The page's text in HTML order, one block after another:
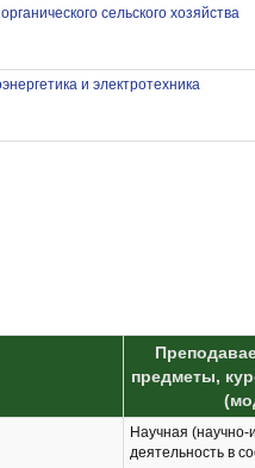
сельского хозяйства
и электротехника
предметы,
Научная (научно-
деятельность в